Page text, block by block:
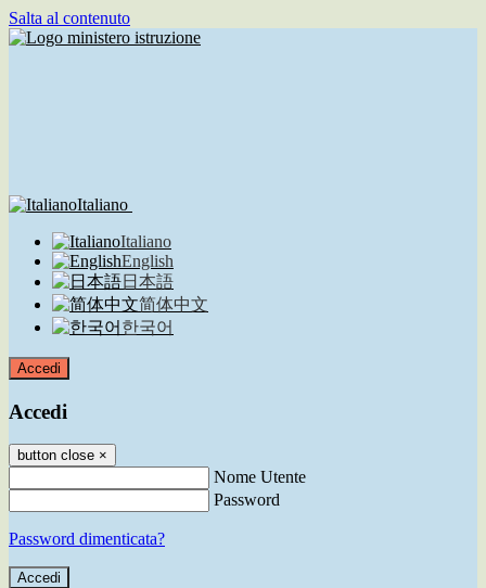
Salta al contenuto
Italiano
Italiano
English
日本語
简体中文
한국어
Accedi
Accedi
button close ×
Nome Utente
Password
Password dimenticata?